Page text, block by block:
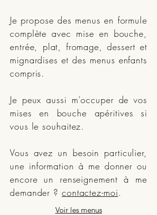
Je propose des menus en formule
complète avec mise en bouche,
entrée, plat, fromage, dessert et
mignardises et des menus enfants
compris.
Je peux aussi m'occuper de vos
mises en bouche apéritives si
vous le souhaitez.
Vous avez un besoin particulier,
une information à me donner ou
encore un renseignement à me
demander ? contactez-moi.
Voir les menus